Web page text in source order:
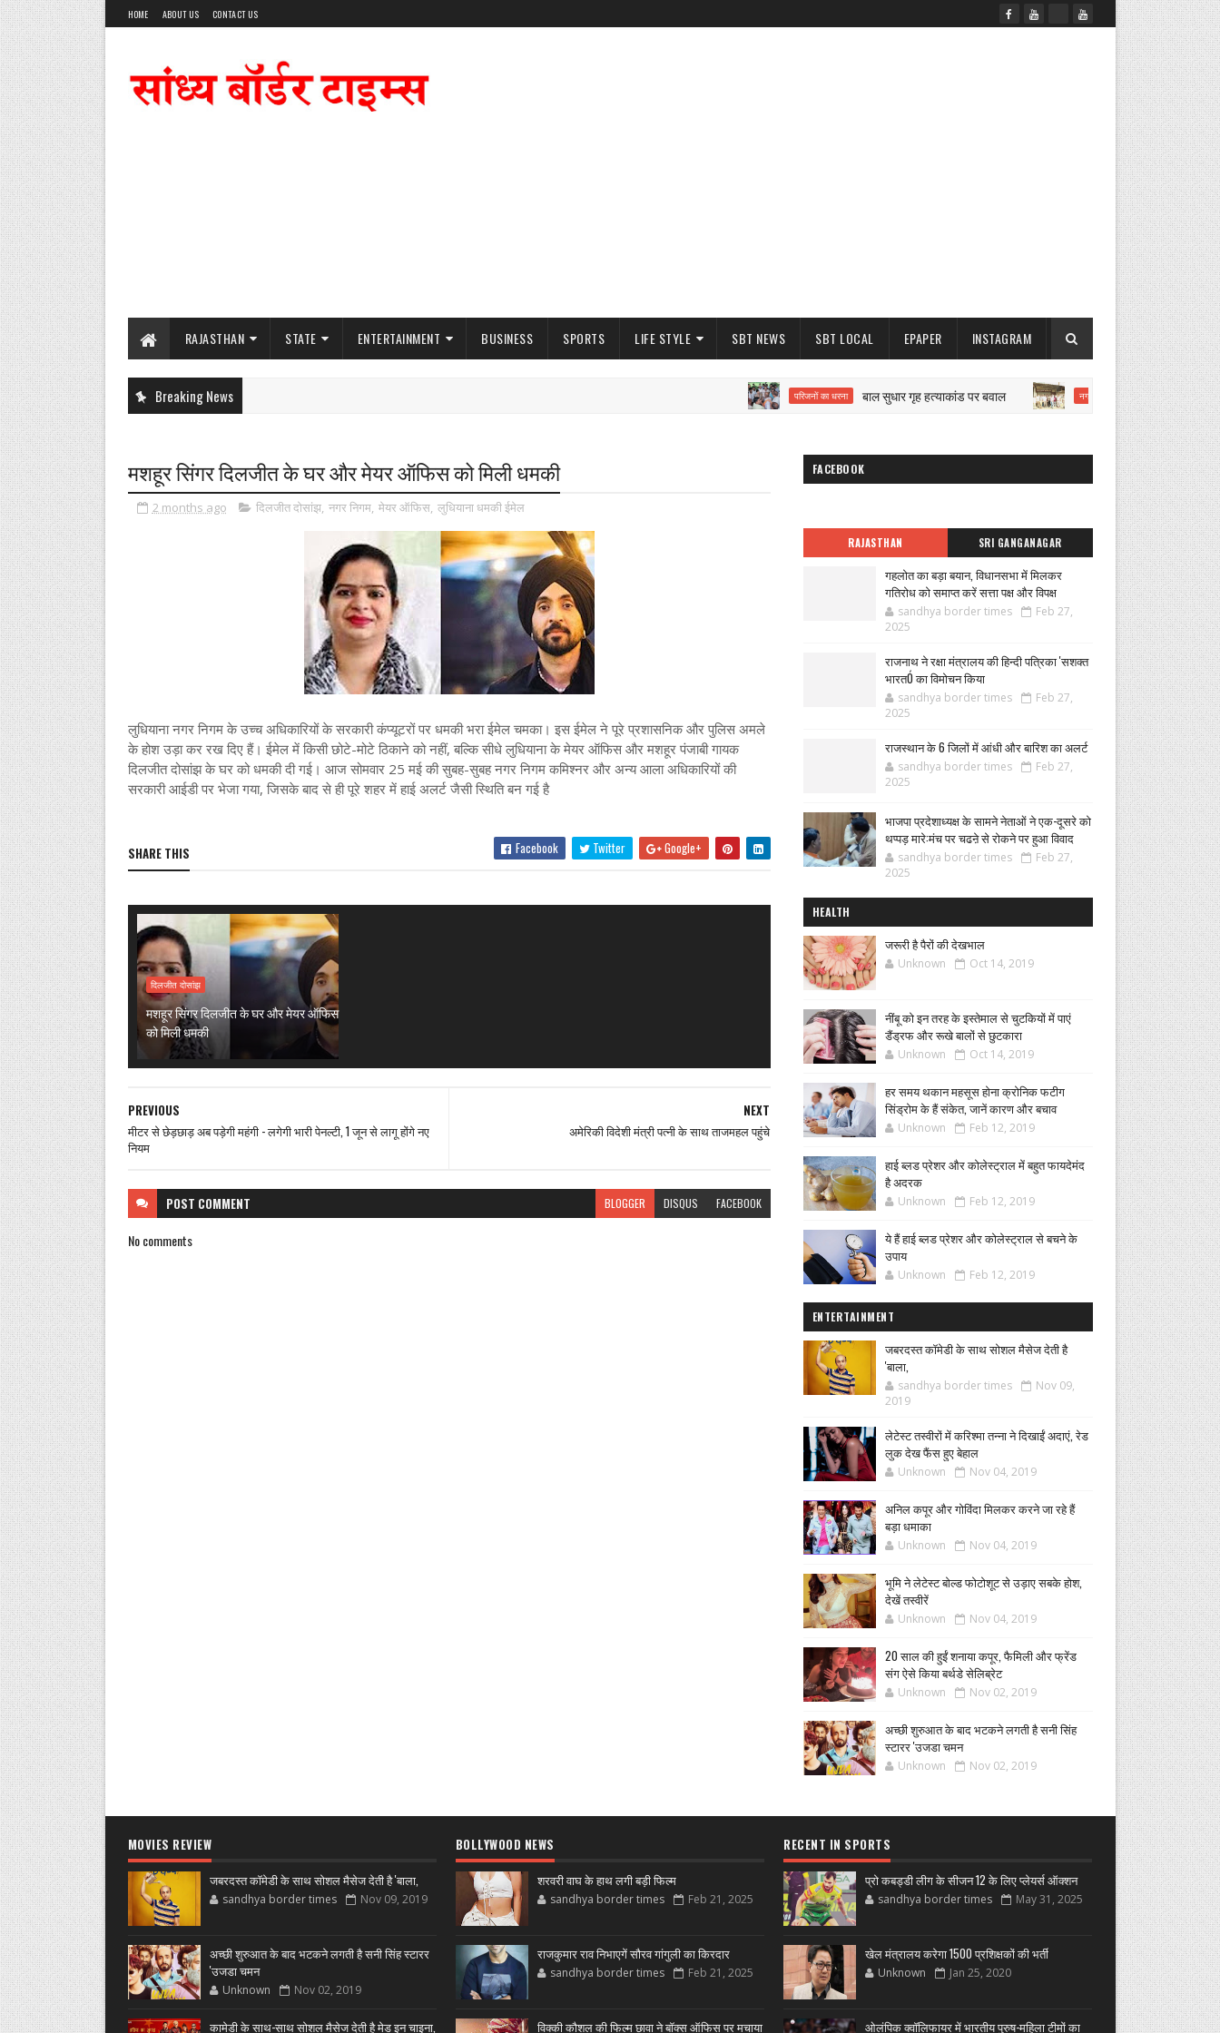
HOME ABOUT US CONTACT US
RAJASTHAN STATE ENTERTAINMENT BUSINESS SPORTS LIFE STYLE SBT NEWS SBT LOCAL EPAPER INSTAGRAM
Breaking News परिजनों का धरना बाल सुधार गृह हत्याकांड पर बवाल नगर परिषद कार्रवाई मिनी मायापुरी के दो
मशहूर सिंगर दिलजीत के घर और मेयर ऑफिस को मिली धमकी
2 months ago दिलजीत दोसांझ, नगर निगम, मेयर ऑफिस, लुधियाना धमकी ईमेल
लुधियाना नगर निगम के उच्च अधिकारियों के सरकारी कंप्यूटरों पर धमकी भरा ईमेल चमका। इस ईमेल ने पूरे प्रशासनिक और पुलिस अमले
के होश उड़ा कर रख दिए हैं। ईमेल में किसी छोटे-मोटे ठिकाने को नहीं, बल्कि सीधे लुधियाना के मेयर ऑफिस और मशहूर पंजाबी गायक
दिलजीत दोसांझ के घर को धमकी दी गई। आज सोमवार 25 मई की सुबह-सुबह नगर निगम कमिश्नर और अन्य आला अधिकारियों की
सरकारी आईडी पर भेजा गया, जिसके बाद से ही पूरे शहर में हाई अलर्ट जैसी स्थिति बन गई है
SHARE THIS Facebook Twitter Google+
दिलजीत दोसांझ
मशहूर सिंगर दिलजीत के घर और मेयर ऑफिस
को मिली धमकी
NEXT
अमेरिकी विदेशी मंत्री पत्नी के साथ ताजमहल पहुंचे
PREVIOUS
मीटर से छेड़छाड़ अब पड़ेगी महंगी - लगेगी भारी पेनल्टी, 1 जून से लागू होंगे नए
नियम
POST COMMENT BLOGGER DISQUS FACEBOOK
No comments
FACEBOOK
RAJASTHAN SRI GANGANAGAR
गहलोत का बड़ा बयान, विधानसभा में मिलकर
गतिरोध को समाप्त करें सत्ता पक्ष और विपक्ष
sandhya border times
Feb 27,
2025
राजनाथ ने रक्षा मंत्रालय की हिन्दी पत्रिका 'सशक्त
भारतÓ का विमोचन किया
sandhya border times
Feb 27,
2025
राजस्थान के 6 जिलों में आंधी और बारिश का अलर्ट
sandhya border times
Feb 27,
2025
भाजपा प्रदेशाध्यक्ष के सामने नेताओं ने एक-दूसरे को
थप्पड़ मारे:मंच पर चढऩे से रोकने पर हुआ विवाद
sandhya border times
Feb 27,
2025
HEALTH
जरूरी है पैरों की देखभाल
Unknown Oct 14, 2019
नींबू को इन तरह के इस्तेमाल से चुटकियों में पाएं
डैंड्रफ और रूखे बालों से छुटकारा
Unknown Oct 14, 2019
हर समय थकान महसूस होना क्रोनिक फटीग
सिंड्रोम के हैं संकेत, जानें कारण और बचाव
Unknown Feb 12, 2019
हाई ब्लड प्रेशर और कोलेस्ट्राल में बहुत फायदेमंद
है अदरक
Unknown Feb 12, 2019
ये हैं हाई ब्लड प्रेशर और कोलेस्ट्राल से बचने के
उपाय
Unknown Feb 12, 2019
ENTERTAINMENT
जबरदस्त कॉमेडी के साथ सोशल मैसेज देती है
'बाला,
sandhya border times
Nov 09,
2019
लेटेस्ट तस्वीरों में करिश्मा तन्ना ने दिखाईं अदाएं, रेड
लुक देख फैंस हुए बेहाल
Unknown Nov 04, 2019
अनिल कपूर और गोविंदा मिलकर करने जा रहे हैं
बड़ा धमाका
Unknown Nov 04, 2019
भूमि ने लेटेस्ट बोल्ड फोटोशूट से उड़ाए सबके होश,
देखें तस्वीरें
Unknown Nov 04, 2019
20 साल की हुईं शनाया कपूर, फैमिली और फ्रेंड
संग ऐसे किया बर्थडे सेलिब्रेट
Unknown Nov 02, 2019
अच्छी शुरुआत के बाद भटकने लगती है सनी सिंह
स्टारर 'उजडा चमन
Unknown Nov 02, 2019
MOVIES REVIEW
जबरदस्त कॉमेडी के साथ सोशल मैसेज देती है 'बाला,
sandhya border times Nov 09, 2019
अच्छी शुरुआत के बाद भटकने लगती है सनी सिंह स्टारर
'उजडा चमन
Unknown Nov 02, 2019
कामेडी के साथ-साथ सोशल मैसेज देती है मेड इन चाइना,
BOLLYWOOD NEWS
शरवरी वाघ के हाथ लगी बड़ी फिल्म
sandhya border times Feb 21, 2025
राजकुमार राव निभाएगें सौरव गांगुली का किरदार
sandhya border times Feb 21, 2025
विक्की कौशल की फिल्म छावा ने बॉक्स ऑफिस पर मचाया
RECENT IN SPORTS
प्रो कबड्डी लीग के सीजन 12 के लिए प्लेयर्स ऑक्शन
sandhya border times May 31, 2025
खेल मंत्रालय करेगा 1500 प्रशिक्षकों की भर्ती
Unknown Jan 25, 2020
ओलंपिक क्वॉलिफायर में भारतीय पुरुष-महिला टीमों का